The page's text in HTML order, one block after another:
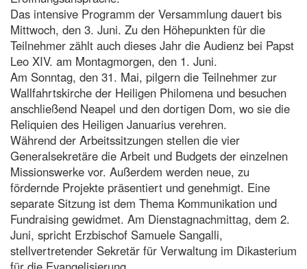
Das intensive Programm der Versammlung dauert bis
Mittwoch, den 3. Juni. Zu den Höhepunkten für die
Teilnehmer zählt auch dieses Jahr die Audienz bei Papst
Leo XIV. am Montagmorgen, den 1. Juni.
Am Sonntag, den 31. Mai, pilgern die Teilnehmer zur
Wallfahrtskirche der Heiligen Philomena und besuchen
anschließend Neapel und den dortigen Dom, wo sie die
Reliquien des Heiligen Januarius verehren.
Während der Arbeitssitzungen stellen die vier
Generalsekretäre die Arbeit und Budgets der einzelnen
Missionswerke vor. Außerdem werden neue, zu
fördernde Projekte präsentiert und genehmigt. Eine
separate Sitzung ist dem Thema Kommunikation und
Fundraising gewidmet. Am Dienstagnachmittag, dem 2.
Juni, spricht Erzbischof Samuele Sangalli,
stellvertretender Sekretär für Verwaltung im Dikasterium